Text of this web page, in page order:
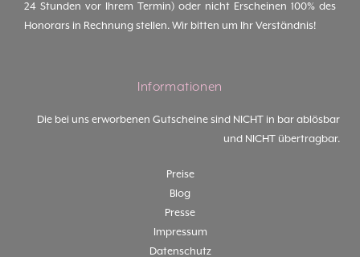
24 Stunden vor Ihrem Termin) oder nicht Erscheinen 100% des
Honorars in Rechnung stellen. Wir bitten um Ihr Verständnis!
Informationen
Die bei uns erworbenen Gutscheine sind NICHT in bar ablösbar
und NICHT übertragbar.
Preise
Blog
Presse
Impressum
Datenschutz